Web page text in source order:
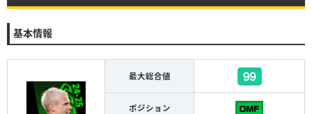
基本情報
最大総合値
ポジション